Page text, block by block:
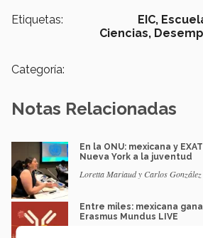
Etiquetas: EIC,
Ciencias,
Categoría:
Notas Relacionadas
En la ONU: mexicana y
Nueva York a la juventud
Loretta Mariaud y Carlos González
Entre miles: mexicana
Erasmus Mundus LIVE